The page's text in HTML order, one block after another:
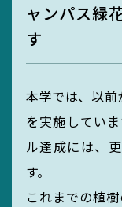
ャンパス緑
す
本学では、以
を実施してい
ル達成には、
す。
これまでの植